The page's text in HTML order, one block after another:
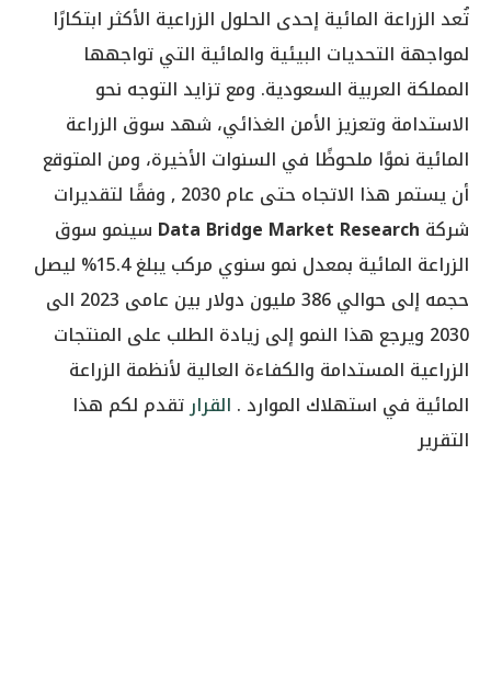
تُعد الزراعة المائية إحدى الحلول الزراعية الأكثر ابتكارًا
لمواجهة التحديات البيئية والمائية التي تواجهها
المملكة العربية السعودية. ومع تزايد التوجه نحو
الاستدامة وتعزيز الأمن الغذائي، شهد سوق الزراعة
المائية نموًا ملحوظًا في السنوات الأخيرة، ومن المتوقع
أن يستمر هذا الاتجاه حتى عام 2030 , وفقًا لتقديرات
شركة Data Bridge Market Research سينمو سوق
الزراعة المائية بمعدل نمو سنوي مركب يبلغ 15.4% ليصل
حجمه إلى حوالي 386 مليون دولار بين عامى 2023 الى
2030 ويرجع هذا النمو إلى زيادة الطلب على المنتجات
الزراعية المستدامة والكفاءة العالية لأنظمة الزراعة
المائية في استهلاك الموارد . القرارتقدم لكم هذا
التقرير